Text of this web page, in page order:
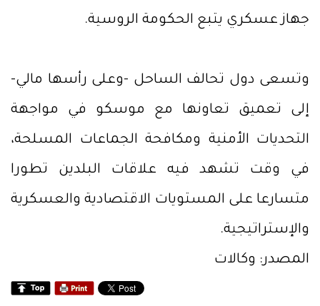
جهاز عسكري يتبع الحكومة الروسية.
وتسعى دول تحالف الساحل -وعلى رأسها مالي-
إلى تعميق تعاونها مع موسكو في مواجهة
التحديات الأمنية ومكافحة الجماعات المسلحة،
في وقت تشهد فيه علاقات البلدين تطورا
متسارعا على المستويات الاقتصادية والعسكرية
والإستراتيجية.
المصدر: وكالات